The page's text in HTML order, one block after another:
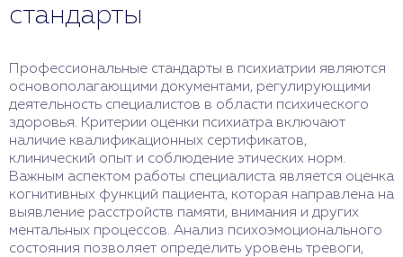
стандарты
Профессиональные стандарты в психиатрии являются
основополагающими документами, регулирующими
деятельность специалистов в области психического
здоровья. Критерии оценки психиатра включают
наличие квалификационных сертификатов,
клинический опыт и соблюдение этических норм.
Важным аспектом работы специалиста является оценка
когнитивных функций пациента, которая направлена на
выявление расстройств памяти, внимания и других
ментальных процессов. Анализ психоэмоционального
состояния позволяет определить уровень тревоги,